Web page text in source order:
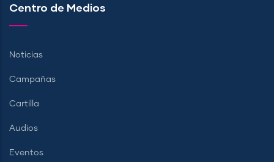
Centro de Medios
Noticias
Campañas
Cartilla
Audios
Eventos